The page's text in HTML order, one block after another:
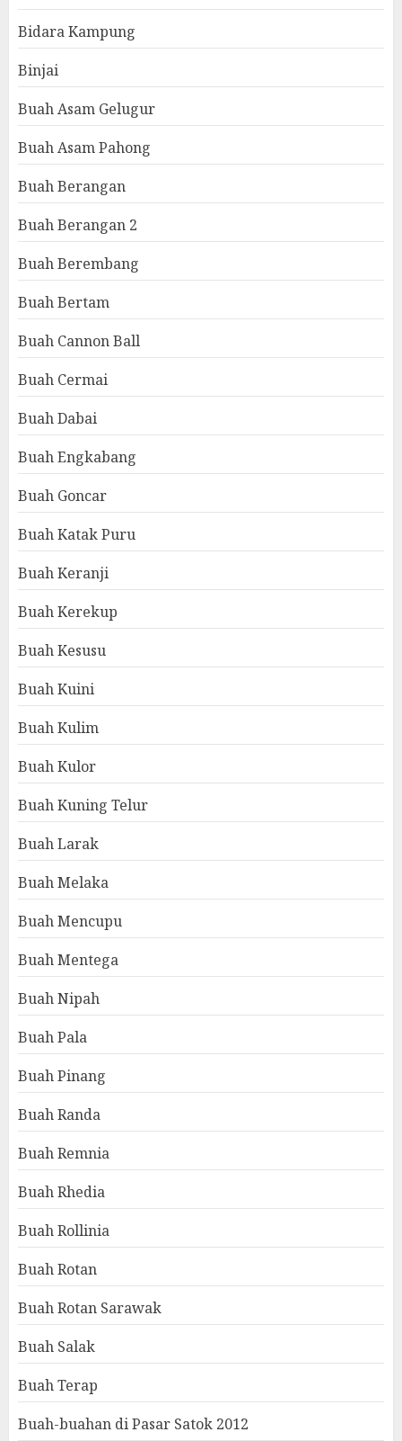
Bidara Kampung
Binjai
Buah Asam Gelugur
Buah Asam Pahong
Buah Berangan
Buah Berangan 2
Buah Berembang
Buah Bertam
Buah Cannon Ball
Buah Cermai
Buah Dabai
Buah Engkabang
Buah Goncar
Buah Katak Puru
Buah Keranji
Buah Kerekup
Buah Kesusu
Buah Kuini
Buah Kulim
Buah Kulor
Buah Kuning Telur
Buah Larak
Buah Melaka
Buah Mencupu
Buah Mentega
Buah Nipah
Buah Pala
Buah Pinang
Buah Randa
Buah Remnia
Buah Rhedia
Buah Rollinia
Buah Rotan
Buah Rotan Sarawak
Buah Salak
Buah Terap
Buah-buahan di Pasar Satok 2012